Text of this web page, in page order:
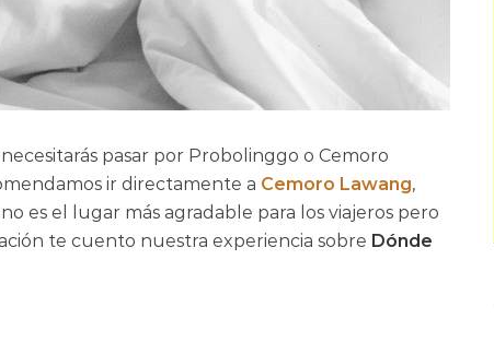
pasar por Probolinggo o Cemoro
ir directamente a Cemoro Lawang,
no es el lugar más agradable para los viajeros pero
te cuento nuestra experiencia sobre Dónde